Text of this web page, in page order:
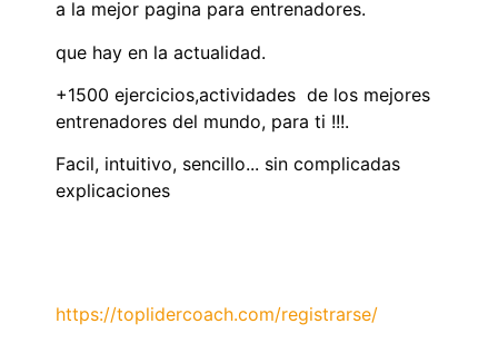
a la mejor pagina para entrenadores.
que hay en la actualidad.
+1500 ejercicios,actividades de los mejores
entrenadores del mundo, para ti !!!.
Facil, intuitivo, sencillo... sin complicadas
explicaciones
https://toplidercoach.com/registrarse/